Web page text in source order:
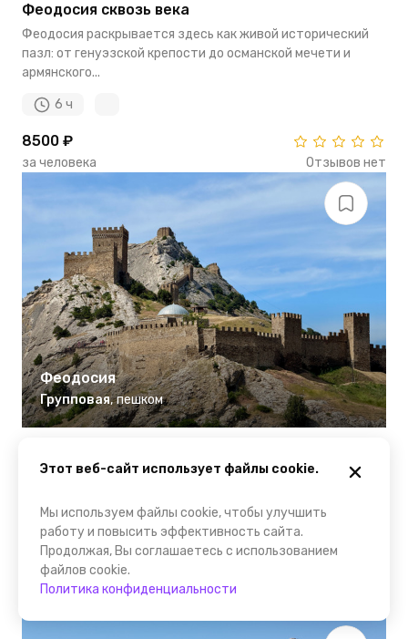
Феодосия сквозь века
Феодосия раскрывается здесь как живой исторический
пазл: от генуэзской крепости до османской мечети и
армянского...
6 ч
8500 ₽
за человека Отзывов нет
Феодосия
Групповая, пешком
Путешествие по юго-восточному Крыму начинается с
настоящих ч...
10 ч
2000 ₽
Этот веб-сайт использует файлы cookie.
Мы используем файлы cookie, чтобы улучшить
работу и повысить эффективность сайта.
Продолжая, Вы соглашаетесь с использованием
файлов cookie.
Политика конфиденциальности